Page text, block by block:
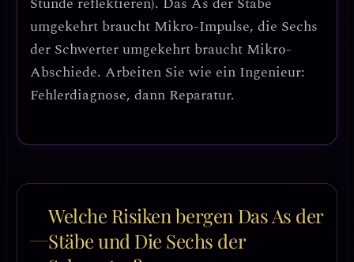
umgekehrt braucht Mikro-Impulse, die Sechs
der Schwerter umgekehrt braucht Mikro-
Abschiede. Arbeiten Sie wie ein Ingenieur:
Fehlerdiagnose, dann Reparatur.
Welche Risiken bergen Das As der
Stäbe und Die Sechs der